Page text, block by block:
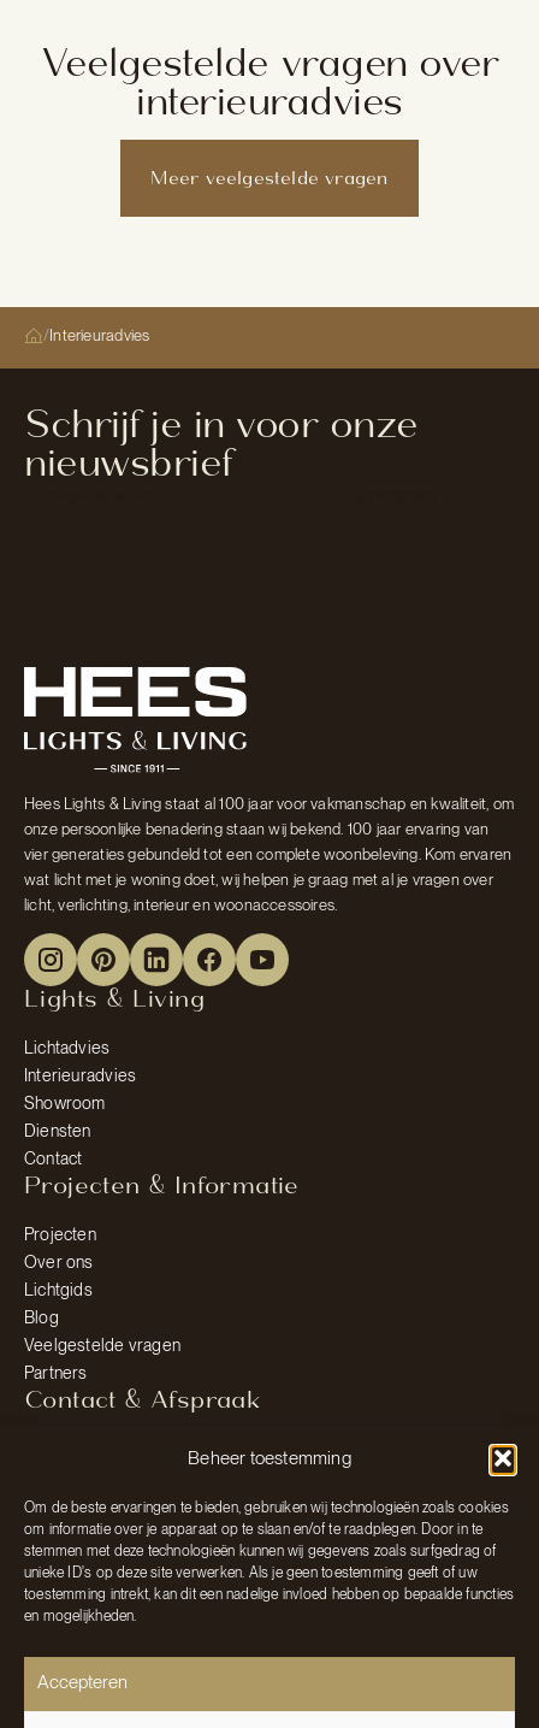
Beheer toestemming
Om de beste ervaringen te bieden, gebruiken wij technologieën zoals cookies
om informatie over je apparaat op te slaan en/of te raadplegen. Door in te
stemmen met deze technologieën kunnen wij gegevens zoals surfgedrag of
unieke ID's op deze site verwerken. Als je geen toestemming geeft of uw
toestemming intrekt, kan dit een nadelige invloed hebben op bepaalde functies
en mogelijkheden.
Accepteren
Veelgestelde vragen over
interieuradvies
Meer veelgestelde vragen
/ Interieuradvies
Schrijf je in voor onze
nieuwsbrief
Hees Lights & Living staat al 100 jaar voor vakmanschap en kwaliteit, om
onze persoonlijke benadering staan wij bekend. 100 jaar ervaring van
vier generaties gebundeld tot een complete woonbeleving. Kom ervaren
wat licht met je woning doet, wij helpen je graag met al je vragen over
licht, verlichting, interieur en woonaccessoires.
Lights & Living
Lichtadvies
Interieuradvies
Showroom
Diensten
Contact
Projecten & Informatie
Projecten
Over ons
Lichtgids
Blog
Veelgestelde vragen
Partners
Contact & Afspraak
E: info@lightsandliving.nl
T: 0475 485 757
Zuiderpoort 66
6101 KA Echt
© 2026 Hees Lights & Living